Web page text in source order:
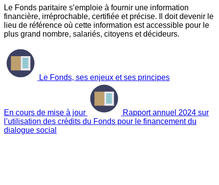
Le Fonds paritaire s’emploie à fournir une information
financière, irréprochable, certifiée et précise. Il doit devenir le
lieu de référence où cette information est accessible pour le
plus grand nombre, salariés, citoyens et décideurs.
Le Fonds, ses enjeux et ses principes
En cours de mise à jour
Rapport annuel 2024 sur
l’utilisation des crédits du Fonds pour le financement du
dialogue social